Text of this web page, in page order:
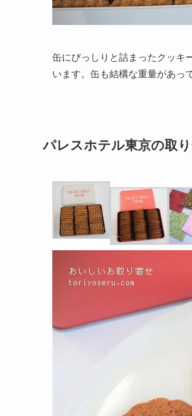
缶にびっしりと詰まったクッキ
います。缶も結構な重量があっ
パレスホテル東京の取